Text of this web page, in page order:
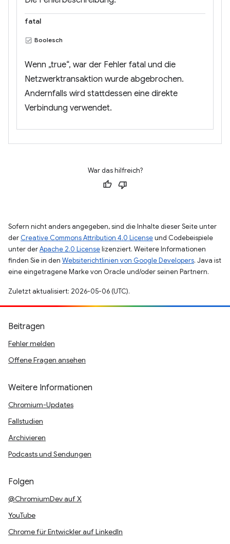
fatal
Boolesch
Wenn „true“, war der Fehler fatal und die
Netzwerktransaktion wurde abgebrochen.
Andernfalls wird stattdessen eine direkte
Verbindung verwendet.
War das hilfreich?
Sofern nicht anders angegeben, sind die Inhalte dieser Seite unter
der Creative Commons Attribution 4.0 Licenseund Codebeispiele
unter derApache 2.0 Licenselizenziert. Weitere Informationen
finden Sie in den Websiterichtlinien von Google Developers. Java ist
eine eingetragene Marke von Oracle und/oder seinen Partnern.
Zuletzt aktualisiert: 2026-05-06 (UTC).
Beitragen
Fehler melden
Offene Fragen ansehen
Weitere Informationen
Chromium-Updates
Fallstudien
Archivieren
Podcasts und Sendungen
Folgen
@ChromiumDev auf X
YouTube
Chrome für Entwickler auf LinkedIn